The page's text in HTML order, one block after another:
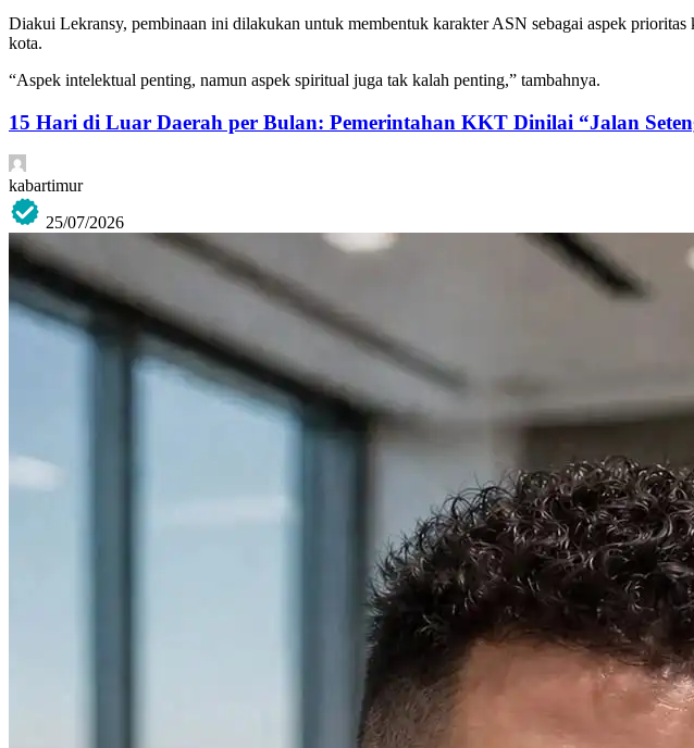
Diakui Lekransy, pembinaan ini dilakukan untuk membentuk karakter ASN sebagai aspek
kota.
“Aspek intelektual penting, namun aspek spiritual juga tak kalah penting,” tambahnya.
15 Hari di Luar Daerah per Bulan: Pemerintahan KKT Dinilai “Jalan
kabartimur
25/07/2026